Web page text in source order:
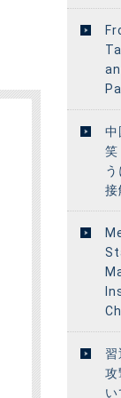
中
接
攻